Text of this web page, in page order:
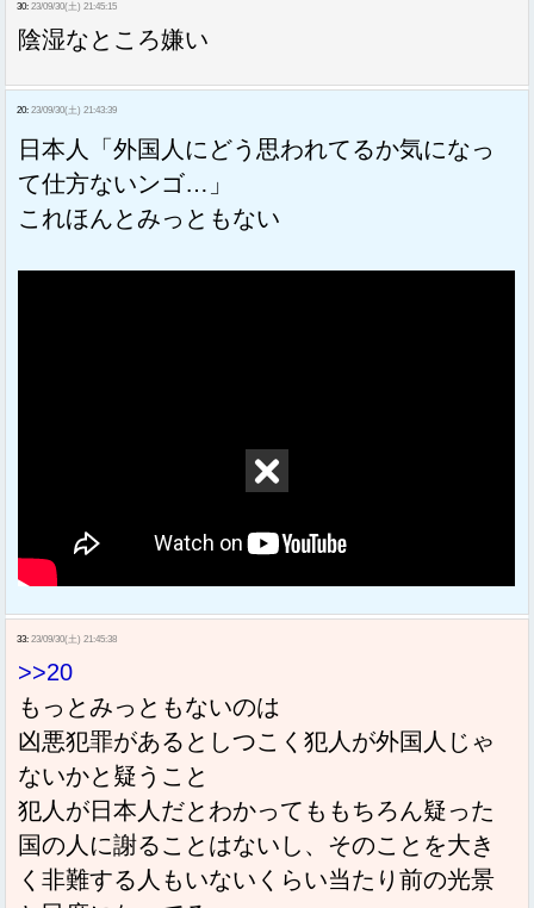
30: 23/09/30(土) 21:45:15
陰湿なところ嫌い
20: 23/09/30(土) 21:43:39
日本人「外国人にどう思われてるか気になっ
て仕方ないンゴ…」
これほんとみっともない
33: 23/09/30(土) 21:45:38
>>20
もっとみっともないのは
凶悪犯罪があるとしつこく犯人が外国人じゃ
ないかと疑うこと
犯人が日本人だとわかってももちろん疑った
国の人に謝ることはないし、そのことを大き
く非難する人もいないくらい当たり前の光景